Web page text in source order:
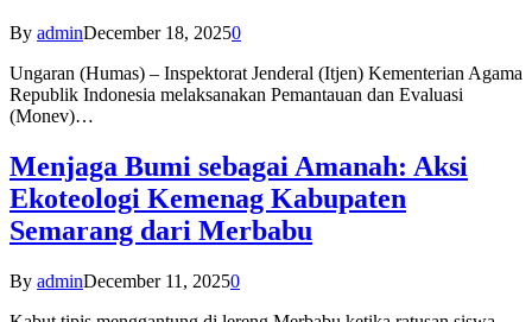
By adminDecember 18, 20250
Ungaran (Humas) – Inspektorat Jenderal (Itjen) Kementerian Agama
Republik Indonesia melaksanakan Pemantauan dan Evaluasi
(Monev)…
Menjaga Bumi sebagai Amanah: Aksi
Ekoteologi Kemenag Kabupaten
Semarang dari Merbabu
By adminDecember 11, 20250